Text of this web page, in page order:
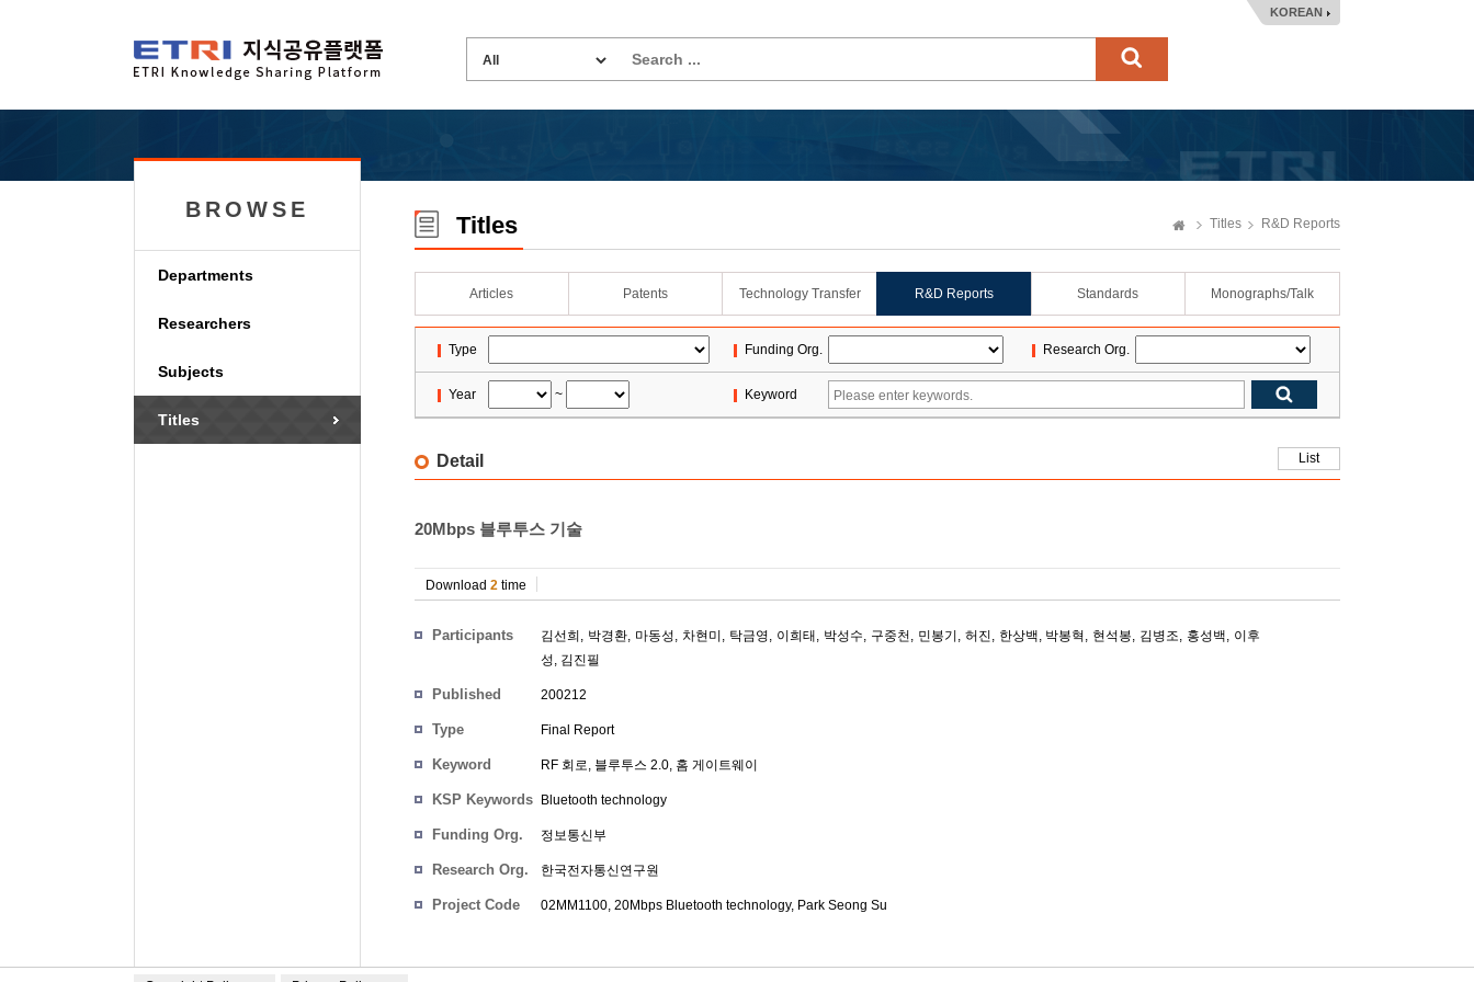
KOREAN
BROWSE
Departments
Researchers
Subjects
Titles
Titles Titles R&D Reports
Articles Patents Technology Transfer R&D Reports Standards Monographs/Talk
Type Funding Org. Research Org.
Year ~ Keyword
Detail List
20Mbps 블루투스 기술
Download 2 time
Participants 김선희 , 박경환, 마동성, 차현미 , 탁금영, 이희태 , 박성수, 구중천, 민봉기 , 허진, 한상백, 박봉혁 , 현석봉, 김병조, 홍성백, 이후
성, 김진필
Published 200212
Type Final Report
Keyword RF 회로, 블루투스 2.0, 홈 게이트웨이
KSP Keywords Bluetooth technology
Funding Org. 정보통신부
Research Org. 한국전자통신연구원
Project Code 02MM1100, 20Mbps Bluetooth technology, Park Seong Su